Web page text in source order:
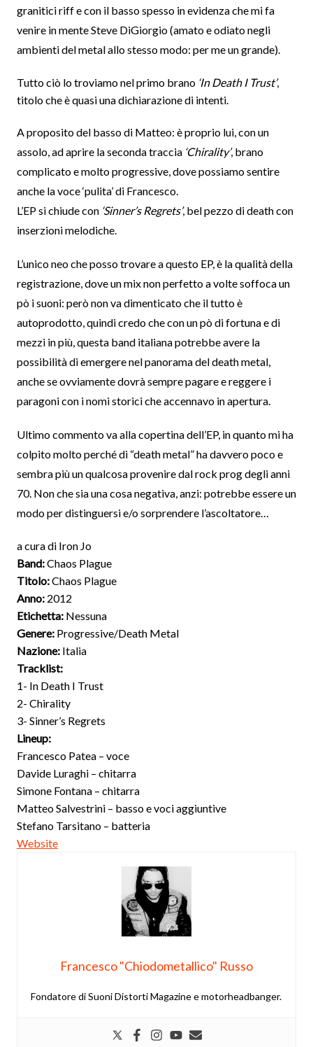
granitici riff e con il basso spesso in evidenza che mi fa
venire in mente Steve DiGiorgio (amato e odiato negli
ambienti del metal allo stesso modo: per me un grande).
Tutto ciò lo troviamo nel primo brano ‘In Death I Trust’,
titolo che è quasi una dichiarazione di intenti.
A proposito del basso di Matteo: è proprio lui, con un
assolo, ad aprire la seconda traccia ‘Chirality’, brano
complicato e molto progressive, dove possiamo sentire
anche la voce ‘pulita’ di Francesco.
L’EP si chiude con ‘Sinner’s Regrets’, bel pezzo di death con
inserzioni melodiche.
L’unico neo che posso trovare a questo EP, è la qualità della
registrazione, dove un mix non perfetto a volte soffoca un
pò i suoni: però non va dimenticato che il tutto è
autoprodotto, quindi credo che con un pò di fortuna e di
mezzi in più, questa band italiana potrebbe avere la
possibilità di emergere nel panorama del death metal,
anche se ovviamente dovrà sempre pagare e reggere i
paragoni con i nomi storici che accennavo in apertura.
Ultimo commento va alla copertina dell’EP, in quanto mi ha
colpito molto perché di “death metal” ha davvero poco e
sembra più un qualcosa provenire dal rock prog degli anni
70. Non che sia una cosa negativa, anzi: potrebbe essere un
modo per distinguersi e/o sorprendere l’ascoltatore…
a cura di Iron Jo
Band:Chaos Plague
Titolo:Chaos Plague
Anno:2012
Etichetta:Nessuna
Genere:Progressive/Death Metal
Nazione:Italia
Tracklist:
1- In Death I Trust
2- Chirality
3- Sinner’s Regrets
Lineup:
Francesco Patea – voce
Davide Luraghi – chitarra
Simone Fontana – chitarra
Matteo Salvestrini – basso e voci aggiuntive
Stefano Tarsitano – batteria
Website
Francesco "Chiodometallico" Russo
Fondatore di Suoni Distorti Magazine e motorheadbanger.